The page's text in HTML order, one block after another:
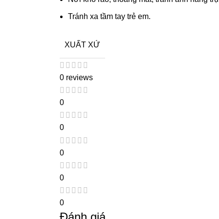
Tránh xa tầm tay trẻ em.
XUẤT XỨ
0 reviews
0
0
0
0
0